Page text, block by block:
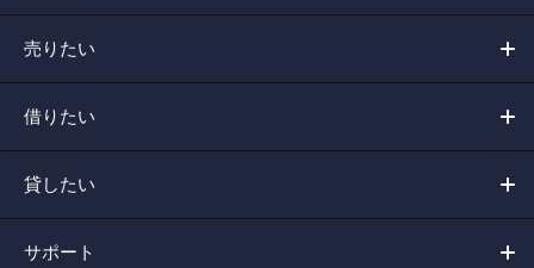
売りたい
借りたい
貸したい
サポート